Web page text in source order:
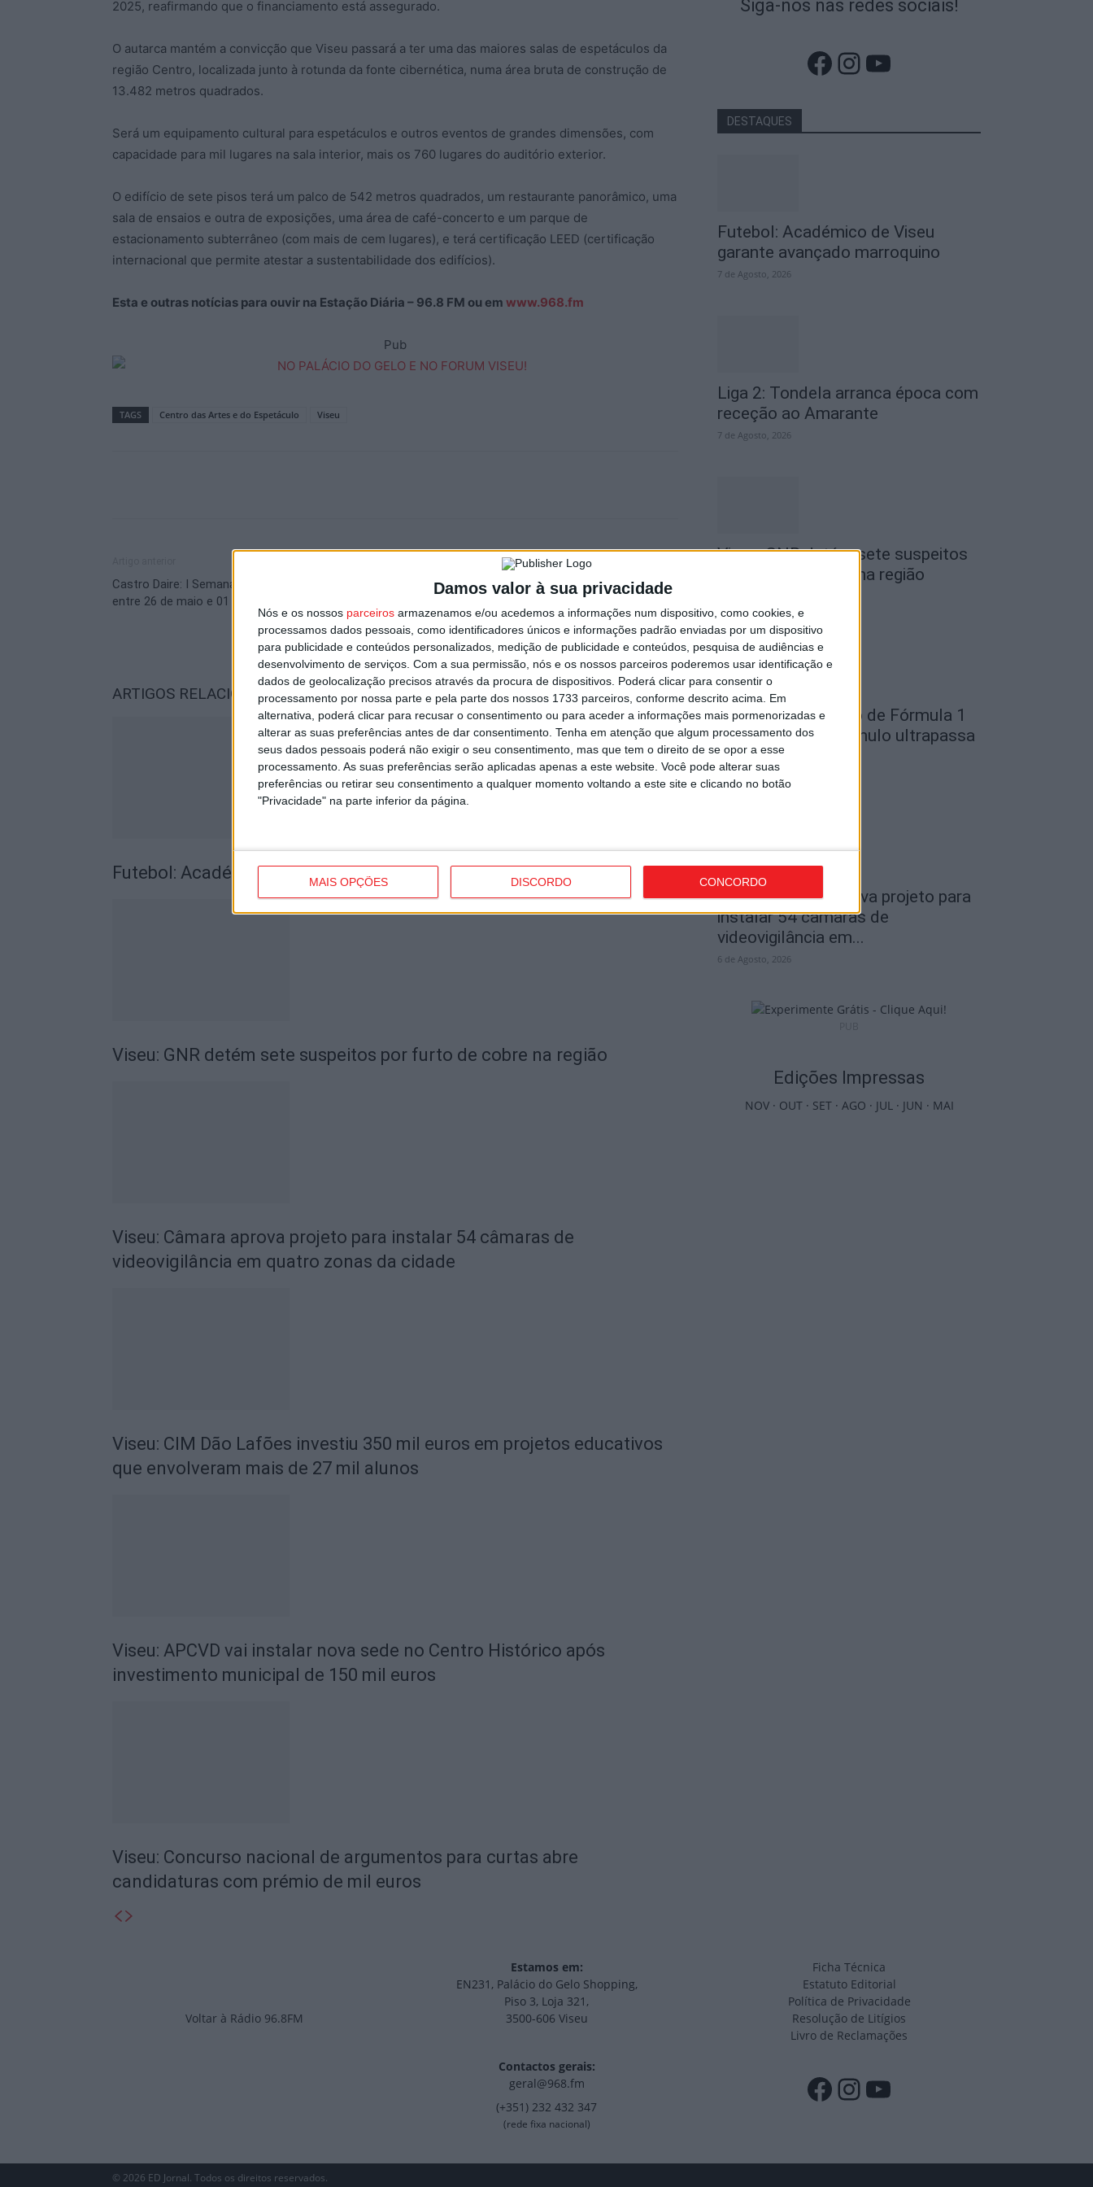
Damos valor à sua privacidade
Nós e os nossos parceiros armazenamos e/ou acedemos a informações num dispositivo, como cookies, e
processamos dados pessoais, como identificadores únicos e informações padrão enviadas por um dispositivo
para publicidade e conteúdos personalizados, medição de publicidade e conteúdos, pesquisa de audiências e
desenvolvimento de serviços. Com a sua permissão, nós e os nossos parceiros poderemos usar identificação e
dados de geolocalização precisos através da procura de dispositivos. Poderá clicar para consentir o
processamento por nossa parte e pela parte dos nossos 1733 parceiros, conforme descrito acima. Em
alternativa, poderá clicar para recusar o consentimento ou para aceder a informações mais pormenorizadas e
alterar as suas preferências antes de dar consentimento. Tenha em atenção que algum processamento dos
seus dados pessoais poderá não exigir o seu consentimento, mas que tem o direito de se opor a esse
processamento. As suas preferências serão aplicadas apenas a este website. Você pode alterar suas
preferências ou retirar seu consentimento a qualquer momento voltando a este site e clicando no botão
"Privacidade" na parte inferior da página.
MAIS OPÇÕES DISCORDO CONCORDO
2025, reafirmando que o financiamento está assegurado.
O autarca mantém a convicção que Viseu passará a ter uma das maiores salas de espetáculos da
região Centro, localizada junto à rotunda da fonte cibernética, numa área bruta de construção de
13.482 metros quadrados.
Será um equipamento cultural para espetáculos e outros eventos de grandes dimensões, com
capacidade para mil lugares na sala interior, mais os 760 lugares do auditório exterior.
O edifício de sete pisos terá um palco de 542 metros quadrados, um restaurante panorâmico, uma
sala de ensaios e outra de exposições, uma área de café-concerto e um parque de
estacionamento subterrâneo (com mais de cem lugares), e terá certificação LEED (certificação
internacional que permite atestar a sustentabilidade dos edifícios).
Esta e outras notícias para ouvir na Estação Diária – 96.8 FM ou em www.968.fm
Pub
TAGS Centro das Artes e do Espetáculo Viseu
Castro Daire: I Semana da Criança e do Brincar
entre 26 de maio e 01 de junho
Futebol: Começam os play-off para decidir
subidas e manutenções nas competições
profissionais
ARTIGOS RELACIONADOSMais do autor
Futebol: Académico de Viseu garante avançado marroquino
Viseu: GNR detém sete suspeitos por furto de cobre na região
Viseu: Câmara aprova projeto para instalar 54 câmaras de
videovigilância em quatro zonas da cidade
Viseu: CIM Dão Lafões investiu 350 mil euros em projetos educativos
que envolveram mais de 27 mil alunos
Viseu: APCVD vai instalar nova sede no Centro Histórico após
investimento municipal de 150 mil euros
Viseu: Concurso nacional de argumentos para curtas abre
candidaturas com prémio de mil euros
Siga-nos nas redes sociais!
Facebook
Instagram
YouTube
DESTAQUES
Futebol: Académico de Viseu
garante avançado marroquino
7 de Agosto, 2026
Liga 2: Tondela arranca época com
receção ao Amarante
7 de Agosto, 2026
Viseu: GNR detém sete suspeitos
por furto de cobre na região
Tondela: Exposição de Fórmula 1
no Museu do Caramulo ultrapassa
os...
6 de Agosto, 2026
Viseu: Câmara aprova projeto para
instalar 54 câmaras de
videovigilância em...
6 de Agosto, 2026
Edições Impressas
NOV· OUT· SET· AGO · JUL· JUN · MAI
Voltar à Rádio 96.8FM
Estamos em:
EN231, Palácio do Gelo Shopping,
Piso 3, Loja 321,
3500-606 Viseu
Contactos gerais:
geral@968.fm
(+351) 232 432 347
(rede fixa nacional)
Ficha Técnica
Estatuto Editorial
Política de Privacidade
Resolução de Litígios
Livro de Reclamações
Facebook
Instagram
YouTube
© 2026 ED Jornal. Todos os direitos reservados.